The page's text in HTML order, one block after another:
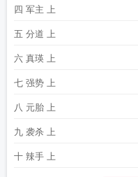
四 军主 上
五 分道 上
六 真瑛 上
七 强势 上
八 元胎 上
九 袭杀 上
十 辣手 上